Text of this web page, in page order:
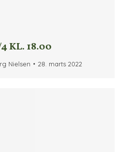
KL. 18.00
Nielsen 28. marts 2022